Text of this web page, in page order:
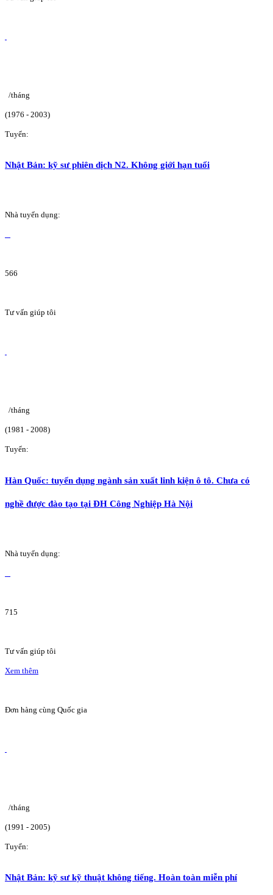
/tháng
(1976 - 2003)
Tuyển:
Nhật Bản: kỹ sư phiên dịch N2. Không giới hạn tuổi
Nhà tuyển dụng:
566
Tư vấn giúp tôi
/tháng
(1981 - 2008)
Tuyển:
Hàn Quốc: tuyển dụng ngành sản xuất linh kiện ô tô. Chưa có
nghề được đào tạo tại ĐH Công Nghiệp Hà Nội
Nhà tuyển dụng:
715
Tư vấn giúp tôi
Xem thêm
Đơn hàng cùng Quốc gia
/tháng
(1991 - 2005)
Tuyển:
Nhật Bản: kỹ sư kỹ thuật không tiếng. Hoàn toàn miễn phí